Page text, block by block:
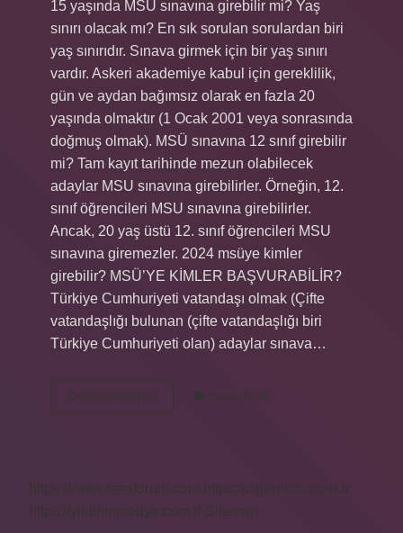
15 yaşında MSÜ sınavına girebilir mi? Yaş
sınırı olacak mı? En sık sorulan sorulardan biri
yaş sınırıdır. Sınava girmek için bir yaş sınırı
vardır. Askeri akademiye kabul için gereklilik,
gün ve aydan bağımsız olarak en fazla 20
yaşında olmaktır (1 Ocak 2001 veya sonrasında
doğmuş olmak). MSÜ sınavına 12 sınıf girebilir
mi? Tam kayıt tarihinde mezun olabilecek
adaylar MSU sınavına girebilirler. Örneğin, 12.
sınıf öğrencileri MSU sınavına girebilirler.
Ancak, 20 yaş üstü 12. sınıf öğrencileri MSU
sınavına giremezler. 2024 msüye kimler
girebilir? MSÜ’YE KİMLER BAŞVURABİLİR?
Türkiye Cumhuriyeti vatandaşı olmak (Çifte
vatandaşlığı bulunan (çifte vatandaşlığı biri
Türkiye Cumhuriyeti olan) adaylar sınava…
Devamını okuyun
15
Yorum Bırak
https://www.seraforum.com
https://cigerricco.com.tr
https://yildirimmedya.com.tr Sitemap